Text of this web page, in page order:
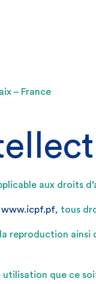
– France
aux droits
www.icpf.pf, tous
reproduction
que ce